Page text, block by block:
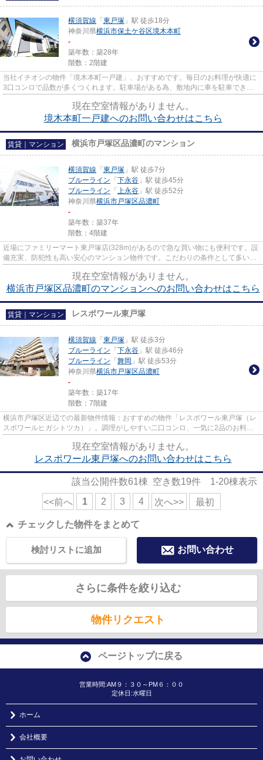
横須賀線 「 東戸塚 」駅 徒歩18分
神奈川県横浜市保土ケ谷区境木本町
-
築年数：築28年
階数：2階建
当社イチオシの物件「境木本町一戸建」、おすすめです。毎日のお料理が快適に
3口コンロで品数が多くつくれます。駐車場がある為、敷地内に車を駐車できま
現在空室情報がありません。
境木本町一戸建へのお問い合わせはこちら
賃貸｜マンション 横浜市戸塚区品濃町のマンション
横須賀線 「 東戸塚 」駅 徒歩7分
ブルーライン 「 下永谷 」駅 徒歩45分
ブルーライン 「 上永谷 」駅 徒歩52分
神奈川県横浜市戸塚区品濃町
-
築年数：築37年
階数：4階建
近場にファミリーマート東戸塚店(328m)があるので急な買い物にも便利です。設
備充実、防犯性も高い安心のマンション物件です。こだわりの条件として多い、
現在空室情報がありません。
横浜市戸塚区品濃町のマンションへのお問い合わせはこちら
賃貸｜マンション レスポワール東戸塚
横須賀線 「 東戸塚 」駅 徒歩3分
ブルーライン 「 下永谷 」駅 徒歩46分
ブルーライン 「 舞岡 」駅 徒歩53分
神奈川県横浜市戸塚区品濃町
-
築年数：築17年
階数：7階建
横浜市戸塚区近辺での最新物件情報：おすすめの物件「レスポワール東戸塚（レ
スポワールヒガシトツカ）」。調理がしやすい二口コンロ、一気に2品のお料理
現在空室情報がありません。
レスポワール東戸塚へのお問い合わせはこちら
該当公開件数61棟 空き数19件 1-20棟表示
<<前へ 1 2 3 4 次へ>> 最初
チェックした物件をまとめて
お問い合わせ
検討リストに追加
さらに条件を絞り込む
物件リクエスト
ページトップに戻る
営業時間:AM９：３０～PM６：００
定休日:水曜日
ホーム
会社概要